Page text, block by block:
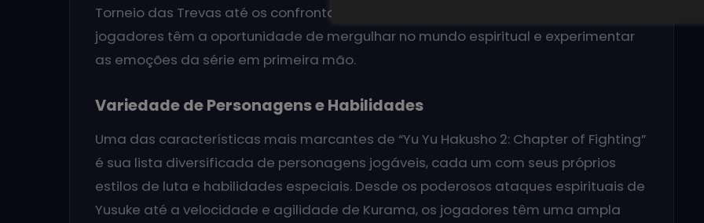
Torneio das Trevas até os confrontos finais contra inimigos poderosos, os
jogadores têm a oportunidade de mergulhar no mundo espiritual e experimentar
as emoções da série em primeira mão.
Variedade de Personagens e Habilidades
Uma das características mais marcantes de “Yu Yu Hakusho 2: Chapter of Fighting”
é sua lista diversificada de personagens jogáveis, cada um com seus próprios
estilos de luta e habilidades especiais. Desde os poderosos ataques espirituais de
Yusuke até a velocidade e agilidade de Kurama, os jogadores têm uma ampla